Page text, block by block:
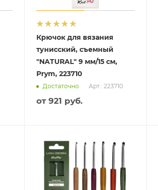
Крючок для вязания
тунисский, съемный
"NATURAL" 9 мм/15 см,
Prym, 223710
Достаточно Арт.: 223710
от 921 руб.